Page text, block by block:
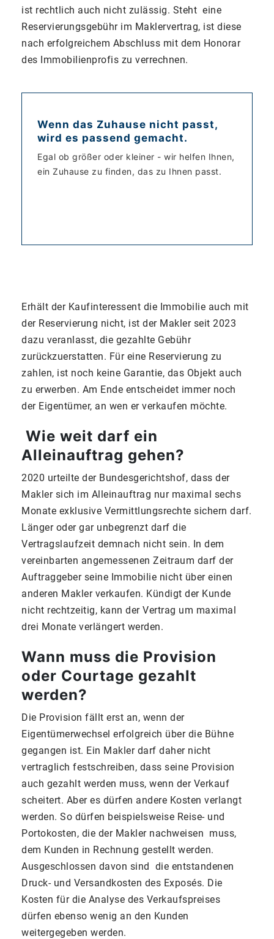
ist rechtlich auch nicht zulässig. Steht eine
Reservierungsgebühr im Maklervertrag, ist diese
nach erfolgreichem Abschluss mit dem Honorar
des Immobilienprofis zu verrechnen.
Wenn das Zuhause nicht passt,
wird es passend gemacht.
Egal ob größer oder kleiner - wir helfen Ihnen,
ein Zuhause zu finden, das zu Ihnen passt.
Erhält der Kaufinteressent die Immobilie auch mit
der Reservierung nicht, ist der Makler seit 2023
dazu veranlasst, die gezahlte Gebühr
zurückzuerstatten. Für eine Reservierung zu
zahlen, ist noch keine Garantie, das Objekt auch
zu erwerben. Am Ende entscheidet immer noch
der Eigentümer, an wen er verkaufen möchte.
Wie weit darf ein
Alleinauftrag gehen?
2020 urteilte der Bundesgerichtshof, dass der
Makler sich im Alleinauftrag nur maximal sechs
Monate exklusive Vermittlungsrechte sichern darf.
Länger oder gar unbegrenzt darf die
Vertragslaufzeit demnach nicht sein. In dem
vereinbarten angemessenen Zeitraum darf der
Auftraggeber seine Immobilie nicht über einen
anderen Makler verkaufen. Kündigt der Kunde
nicht rechtzeitig, kann der Vertrag um maximal
drei Monate verlängert werden.
Wann muss die Provision
oder Courtage gezahlt
werden?
Die Provision fällt erst an, wenn der
Eigentümerwechsel erfolgreich über die Bühne
gegangen ist. Ein Makler darf daher nicht
vertraglich festschreiben, dass seine Provision
auch gezahlt werden muss, wenn der Verkauf
scheitert. Aber es dürfen andere Kosten verlangt
werden. So dürfen beispielsweise Reise- und
Portokosten, die der Makler nachweisen muss,
dem Kunden in Rechnung gestellt werden.
Ausgeschlossen davon sind die entstandenen
Druck- und Versandkosten des Exposés. Die
Kosten für die Analyse des Verkaufspreises
dürfen ebenso wenig an den Kunden
weitergegeben werden.